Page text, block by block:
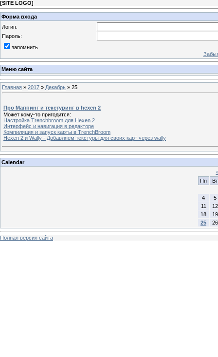
[SITE LOGO]
Форма входа
Логин:
Пароль:
запомнить
Меню сайта
Главная » 2017 » Декабрь » 25
Про Маппинг и текстуринг в hexen 2
Может кому-то пригодится:
Настройка Trenchbroom для Hexen 2
Интерфейс и навигация в редакторе
Компиляция и запуск карты в TrenchBroom
Hexen 2 и Wally - Добавляем текстуры для своих карт через wally
Calendar
Пн
Вт
4
5
11
12
18
19
25
26
Полная версия сайта